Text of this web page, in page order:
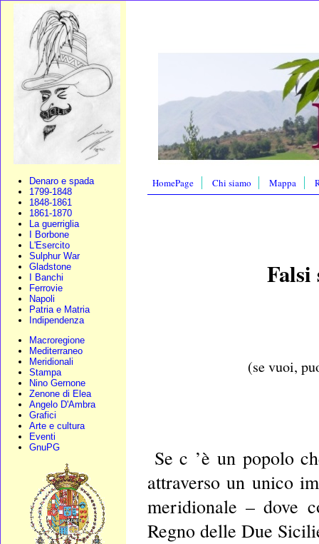
Denaro e spada
1799-1848
1848-1861
1861-1870
La guerriglia
I Borbone
L'Esercito
Sulphur War
Gladstone
I Banchi
Ferrovie
Napoli
Patria e Matria
Indipendenza
Macroregione
Mediterraneo
Meridionali
Stampa
Nino Gernone
Zenone di Elea
Angelo D'Ambra
Grafici
Arte e cultura
Eventi
GnuPG
HomePage Chi siamo Mappa
Falsi
(se vuoi,
Se c ’è un popolo
attraverso un unico
meridionale – dove
Regno delle Due